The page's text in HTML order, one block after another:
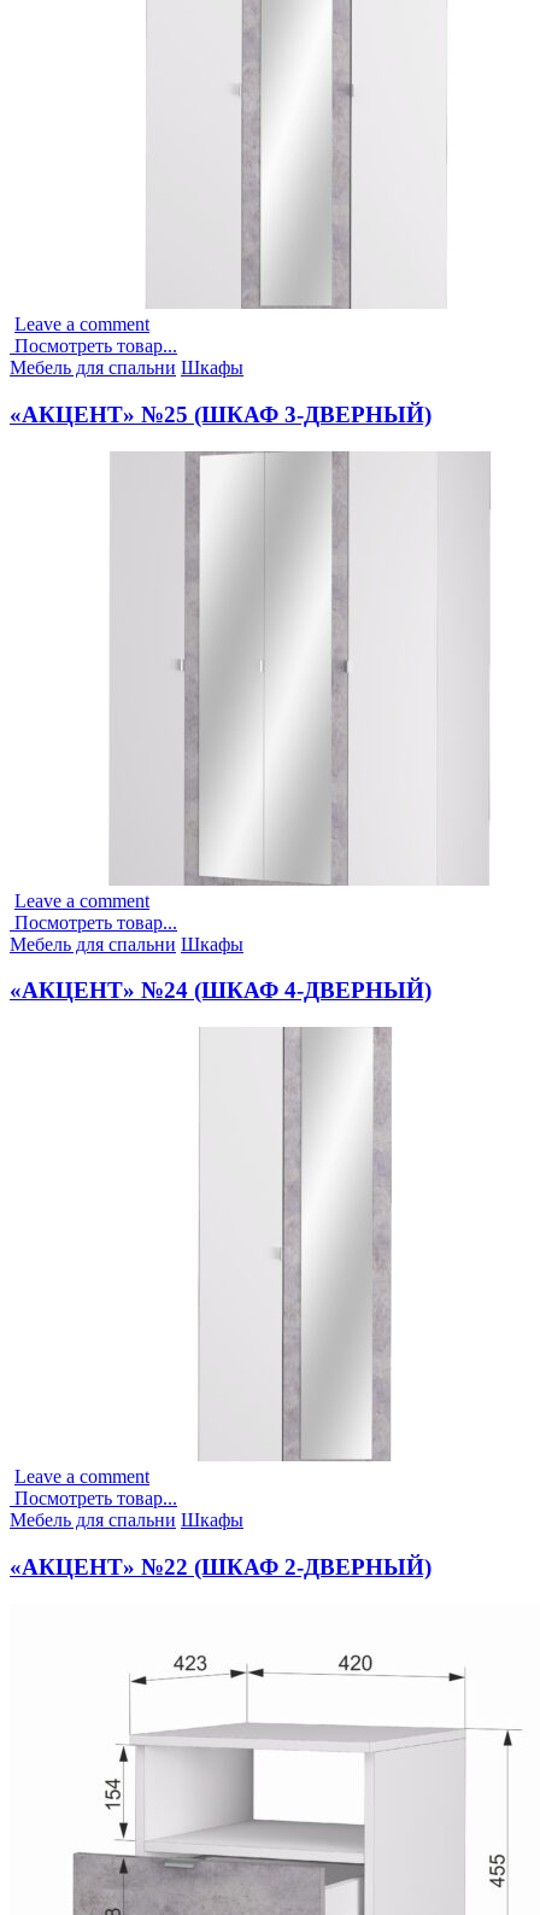
Leave a comment
Посмотреть товар...
Опубликовано
Мебель для спальни Шкафы
«АКЦЕНТ» №25 (ШКАФ 3-ДВЕРНЫЙ)
Leave a comment
Посмотреть товар...
Опубликовано
Мебель для спальни Шкафы
«АКЦЕНТ» №24 (ШКАФ 4-ДВЕРНЫЙ)
Leave a comment
Посмотреть товар...
Опубликовано
Мебель для спальни Шкафы
«АКЦЕНТ» №22 (ШКАФ 2-ДВЕРНЫЙ)